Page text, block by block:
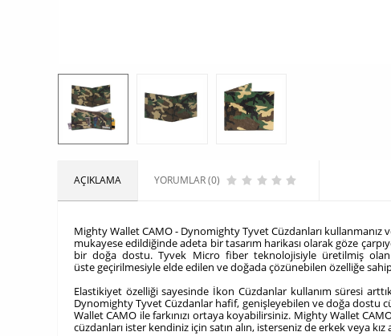
AÇIKLAMA YORUMLAR (0)
Mighty Wallet CAMO - Dynomighty Tyvet Cüzdanları
mukayese edildiğinde adeta bir tasarım harikası olarak göze
bir doğa dostu. Tyvek Micro fiber teknolojisiyle üretilmiş
üste geçirilmesiyle elde edilen ve doğada çözünebilen özelliğe
Elastikiyet özelliği sayesinde İkon Cüzdanlar kullanım süresi
Dynomighty Tyvet Cüzdanlar hafif, genişleyebilen ve doğa dostu
Wallet CAMO ile farkınızı ortaya koyabilirsiniz. Mighty Wallet
cüzdanları ister kendiniz için satın alın, isterseniz de erkek veya